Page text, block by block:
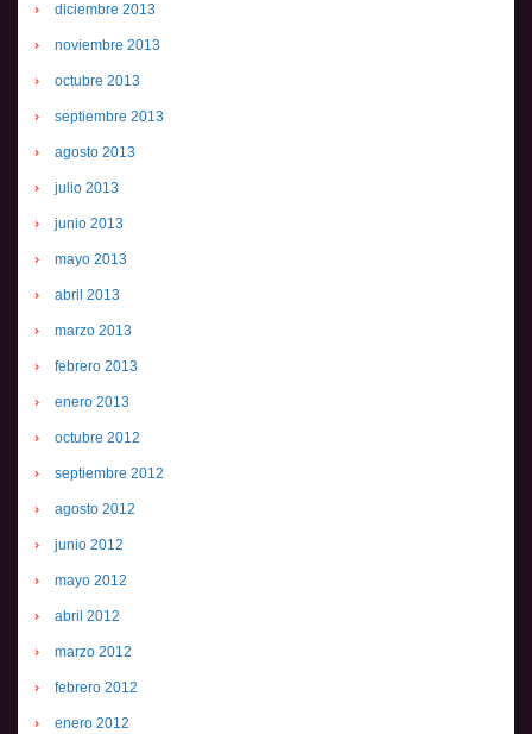
diciembre 2013
noviembre 2013
octubre 2013
septiembre 2013
agosto 2013
julio 2013
junio 2013
mayo 2013
abril 2013
marzo 2013
febrero 2013
enero 2013
octubre 2012
septiembre 2012
agosto 2012
junio 2012
mayo 2012
abril 2012
marzo 2012
febrero 2012
enero 2012